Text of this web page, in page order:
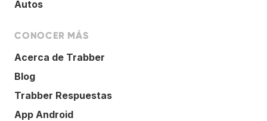
Autos
CONOCER MÁS
Acerca de Trabber
Blog
Trabber Respuestas
App Android